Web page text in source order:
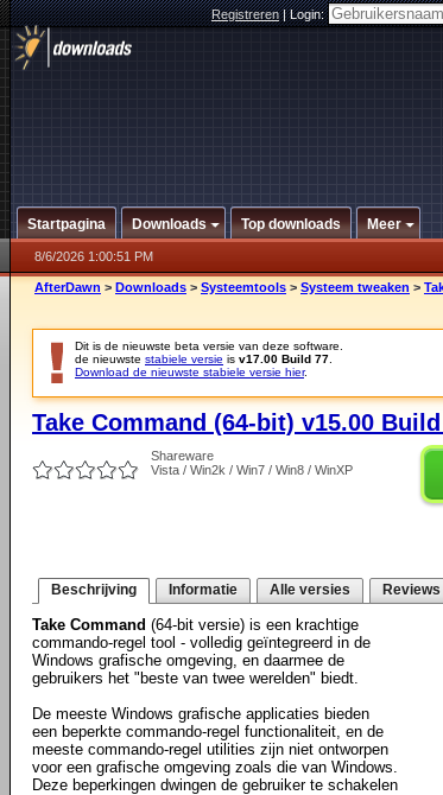
Registreren|Login:
Startpagina Downloads Top downloads Meer
8/6/2026 1:00:51 PM
AfterDawn > Downloads > Systeemtools > Systeem tweaken >
Dit is de nieuwste beta versie van deze software.
de nieuwste stabiele versie is v17.00 Build 77
Download de nieuwste stabiele versie hier.
Take Command (64-bit) v15.00
Shareware
Vista / Win2k / Win7 / Win8 / WinXP
Beschrijving Informatie Alle versies Reviews
Take Command (64-bit versie) is een krachtige
commando-regel tool - volledig geïntegreerd in de
Windows grafische omgeving, en daarmee de
gebruikers het "beste van twee werelden" biedt.
De meeste Windows grafische applicaties bieden
een beperkte commando-regel functionaliteit, en de
meeste commando-regel utilities zijn niet ontworpen
voor een grafische omgeving zoals die van Windows.
Deze beperkingen dwingen de gebruiker te schakelen